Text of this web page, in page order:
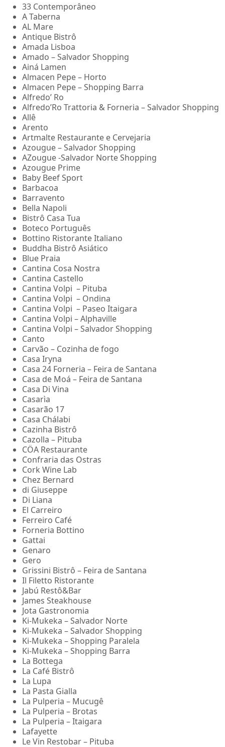
33 Contemporâneo
A Taberna
AL Mare
Antique Bistrô
Amada Lisboa
Amado – Salvador Shopping
Ainá Lamen
Almacen Pepe – Horto
Almacen Pepe – Shopping Barra
Alfredo’ Ro
Alfredo’Ro Trattoria & Forneria – Salvador Shopping
Allê
Arento
Artmalte Restaurante e Cervejaria
Azougue – Salvador Shopping
AZougue -Salvador Norte Shopping
Azougue Prime
Baby Beef Sport
Barbacoa
Barravento
Bella Napoli
Bistrô Casa Tua
Boteco Português
Bottino Ristorante Italiano
Buddha Bistrô Asiático
Blue Praia
Cantina Cosa Nostra
Cantina Castello
Cantina Volpi – Pituba
Cantina Volpi – Ondina
Cantina Volpi – Paseo Itaigara
Cantina Volpi – Alphaville
Cantina Volpi – Salvador Shopping
Canto
Carvão – Cozinha de fogo
Casa Iryna
Casa 24 Forneria – Feira de Santana
Casa de Moá – Feira de Santana
Casa Di Vina
Casarìa
Casarão 17
Casa Chálabi
Cazinha Bistrô
Cazolla – Pituba
CÖA Restaurante
Confraria das Ostras
Cork Wine Lab
Chez Bernard
di Giuseppe
Di Liana
El Carreiro
Ferreiro Café
Forneria Bottino
Gattai
Genaro
Gero
Grissini Bistrô – Feira de Santana
Il Filetto Ristorante
Jabú Restô&Bar
James Steakhouse
Jota Gastronomia
Ki-Mukeka – Salvador Norte
Ki-Mukeka – Salvador Shopping
Ki-Mukeka – Shopping Paralela
Ki-Mukeka – Shopping Barra
La Bottega
La Café Bistrô
La Lupa
La Pasta Gialla
La Pulperia – Mucugê
La Pulperia – Brotas
La Pulperia – Itaigara
Lafayette
Le Vin Restobar – Pituba